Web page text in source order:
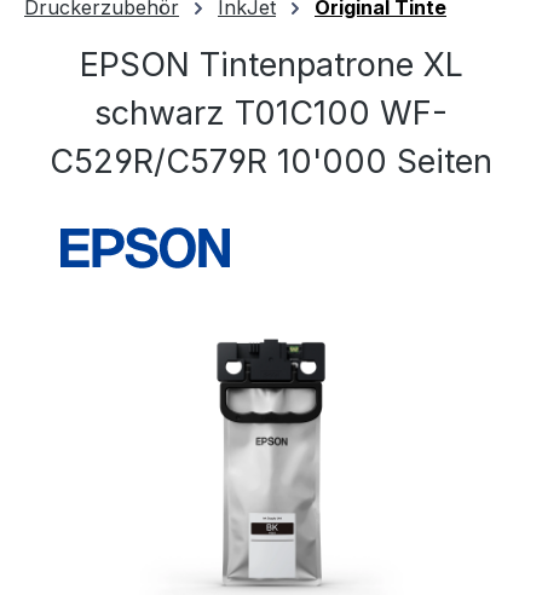
Druckerzubehör InkJet Original Tinte
EPSON Tintenpatrone XL
schwarz T01C100 WF-
C529R/C579R 10'000 Seiten
Bildergalerie überspringen